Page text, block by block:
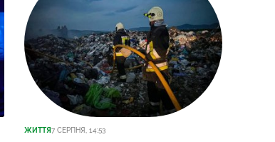
ЖИТТЯ7 СЕРПНЯ, 14:53